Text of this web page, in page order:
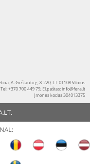
A. Goštauto g. 8-220, LT-01108 Vilnius
Tel: +370 700 449 79, El.paštas:info@fera.lt
Įmonės kodas 304013375